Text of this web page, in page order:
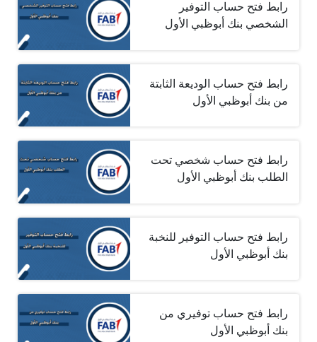
رابط فتح حساب التوفير
الشخصي بنك أبوظبي الأول
رابط فتح حساب الوديعة الثابتة
من بنك أبوظبي الأول
رابط فتح حساب شخصي تحت
الطلب بنك أبوظبي الأول
رابط فتح حساب التوفير للنخبة
بنك أبوظبي الأول
رابط فتح حساب توفيري من
بنك أبوظبي الأول